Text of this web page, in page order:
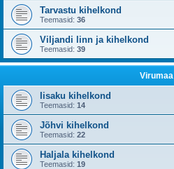
Tarvastu kihelkond
Teemasid: 36
Viljandi linn ja kihelkond
Teemasid: 39
Virumaa
Iisaku kihelkond
Teemasid: 14
Jõhvi kihelkond
Teemasid: 22
Haljala kihelkond
Teemasid: 19